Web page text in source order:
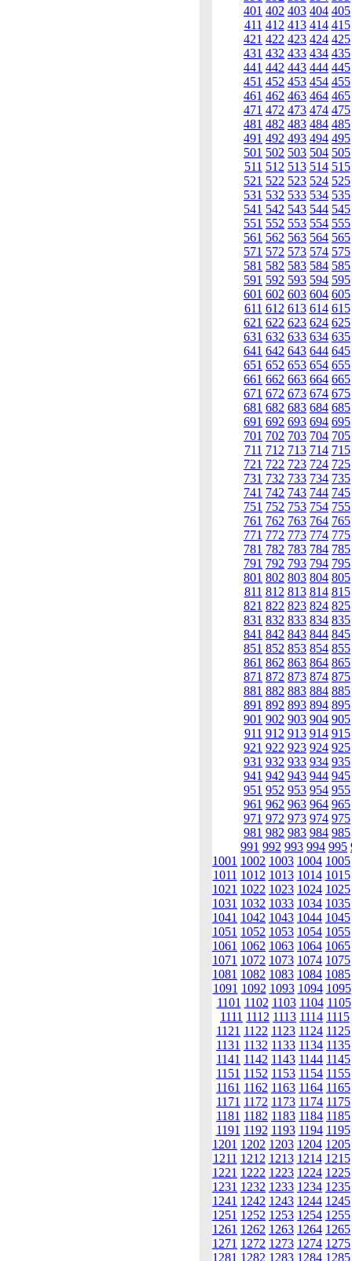
401 402 403 404 405
411 412 413 414 415
421 422 423 424 425
431 432 433 434 435
441 442 443 444 445
451 452 453 454 455
461 462 463 464 465
471 472 473 474 475
481 482 483 484 485
491 492 493 494 495
501 502 503 504 505
511 512 513 514 515
521 522 523 524 525
531 532 533 534 535
541 542 543 544 545
551 552 553 554 555
561 562 563 564 565
571 572 573 574 575
581 582 583 584 585
591 592 593 594 595
601 602 603 604 605
611 612 613 614 615
621 622 623 624 625
631 632 633 634 635
641 642 643 644 645
651 652 653 654 655
661 662 663 664 665
671 672 673 674 675
681 682 683 684 685
691 692 693 694 695
701 702 703 704 705
711 712 713 714 715
721 722 723 724 725
731 732 733 734 735
741 742 743 744 745
751 752 753 754 755
761 762 763 764 765
771 772 773 774 775
781 782 783 784 785
791 792 793 794 795
801 802 803 804 805
811 812 813 814 815
821 822 823 824 825
831 832 833 834 835
841 842 843 844 845
851 852 853 854 855
861 862 863 864 865
871 872 873 874 875
881 882 883 884 885
891 892 893 894 895
901 902 903 904 905
911 912 913 914 915
921 922 923 924 925
931 932 933 934 935
941 942 943 944 945
951 952 953 954 955
961 962 963 964 965
971 972 973 974 975
981 982 983 984 985
991 992 993 994 995
1001 1002 1003 1004 1005
1011 1012 1013 1014 1015
1021 1022 1023 1024 1025
1031 1032 1033 1034 1035
1041 1042 1043 1044 1045
1051 1052 1053 1054 1055
1061 1062 1063 1064 1065
1071 1072 1073 1074 1075
1081 1082 1083 1084 1085
1091 1092 1093 1094 1095
1101 1102 1103 1104 1105
1111 1112 1113 1114 1115
1121 1122 1123 1124 1125
1131 1132 1133 1134 1135
1141 1142 1143 1144 1145
1151 1152 1153 1154 1155
1161 1162 1163 1164 1165
1171 1172 1173 1174 1175
1181 1182 1183 1184 1185
1191 1192 1193 1194 1195
1201 1202 1203 1204 1205
1211 1212 1213 1214 1215
1221 1222 1223 1224 1225
1231 1232 1233 1234 1235
1241 1242 1243 1244 1245
1251 1252 1253 1254 1255
1261 1262 1263 1264 1265
1271 1272 1273 1274 1275
1281 1282 1283 1284 1285